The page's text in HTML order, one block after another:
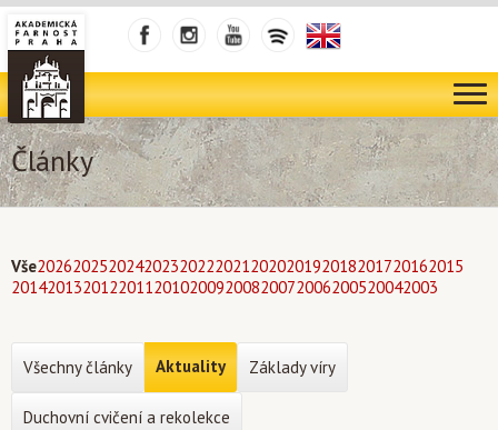
Články
Vše202620252024202320222021202020192018201720162015
201420132012201120102009200820072006200520042003
Všechny články Aktuality Základy víry
Duchovní cvičení a rekolekce